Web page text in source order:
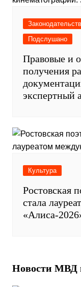
Подслушано
Правовые и
получения
экспертный
Культура
Ростовская
стала
«Алиса-
Новости